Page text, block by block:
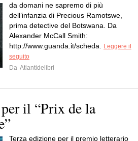
da domani ne sapremo di più
dell’infanzia di Precious Ramotswe,
prima detective del Botswana. Da
Alexander McCall Smith:
http://www.guanda.it/scheda.
Leggere il
seguito
Da Atlantidelibri
il “Prix de la
Terza edizione per il premio letterario